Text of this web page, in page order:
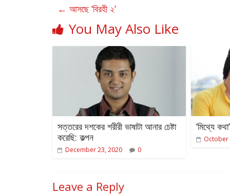
← আসছে ‘বিরহী ২’
You May Also Like
সত্তরের দশকের শরীরী ভাষাটা আনার চেষ্টা
করেছি: কল্পন
December 23, 2020 0
‘মিথ্যে
October
Leave a Reply